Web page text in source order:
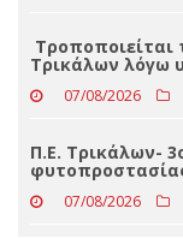
για το Διεθνές
Τρικάλων
07/08/2026
Τροποποιείται
Τρικάλων λόγω
07/08/2026